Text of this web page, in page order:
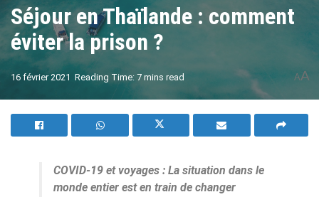
Séjour en Thaïlande : comment
éviter la prison ?
16 février 2021 Reading Time: 7 mins read AA
COVID-19 et voyages : La situation dans le
monde entier est en train de changer